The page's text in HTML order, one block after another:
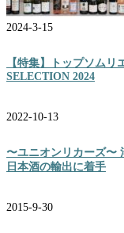
2024-3-15
【特集】トップソム
SELECTION 2024
2022-10-13
〜ユニオンリカーズ〜
日本酒の輸出に着手
2015-9-30